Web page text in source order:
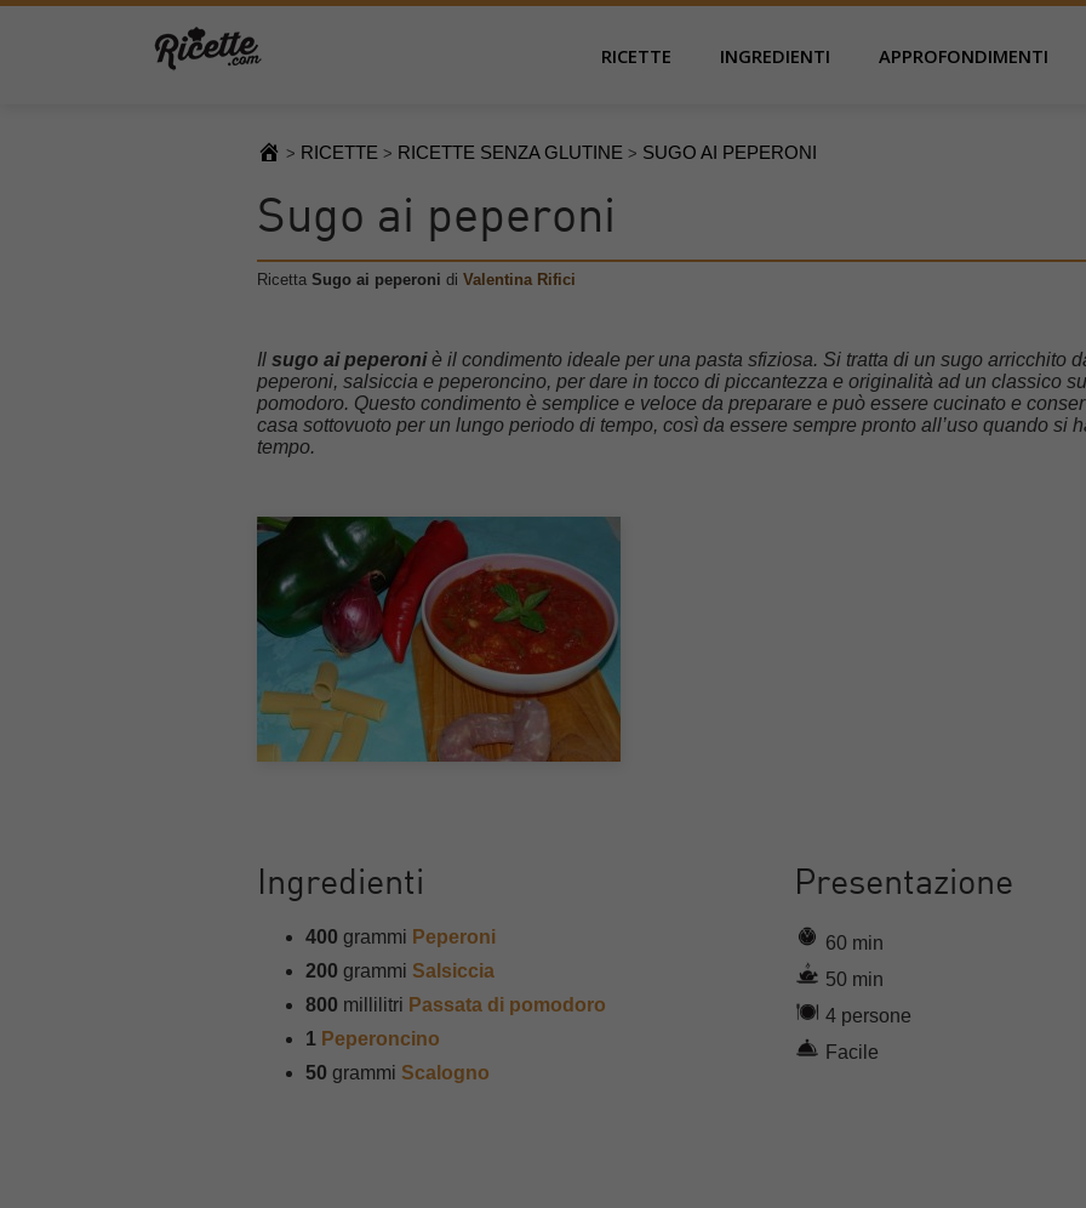
RICETTE INGREDIENTI APPROFONDIMENTI
> RICETTE > RICETTE SENZA GLUTINE > SUGO AI PEPERONI
Sugo ai peperoni
Ricetta Sugo ai peperoni di Valentina Rifici
Il sugo ai peperoniè il condimento ideale per una pasta sfiziosa. Si tratta di un sugo arricchito
peperoni, salsiccia e peperoncino, per dare in tocco di piccantezza e originalità ad un classico
pomodoro. Questo condimento è semplice e veloce da preparare e può essere cucinato e
casa sottovuoto per un lungo periodo di tempo, così da essere sempre pronto all’uso quando si
tempo.
Ingredienti
400 grammi Peperoni
200 grammi Salsiccia
800 millilitri Passata di pomodoro
1 Peperoncino
50 grammi Scalogno
Presentazione
60 min
50 min
4 persone
Facile